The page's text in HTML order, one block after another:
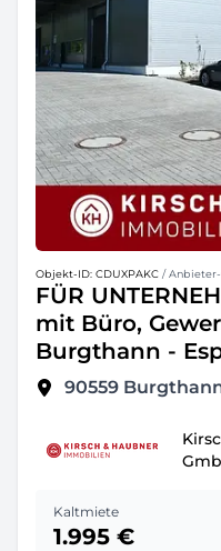
Objekt-ID: CDUXPAKC /
FÜR
mit Büro,
Burgthann -
90559
Kaltmiete
1.995 €